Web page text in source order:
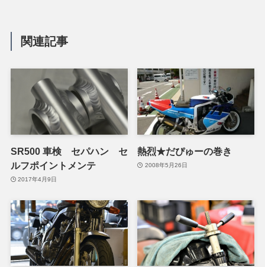
関連記事
SR500 車検 セパハン セ
ルフポイントメンテ
2017年4月9日
熱烈★だぴゅーの巻き
2008年5月26日